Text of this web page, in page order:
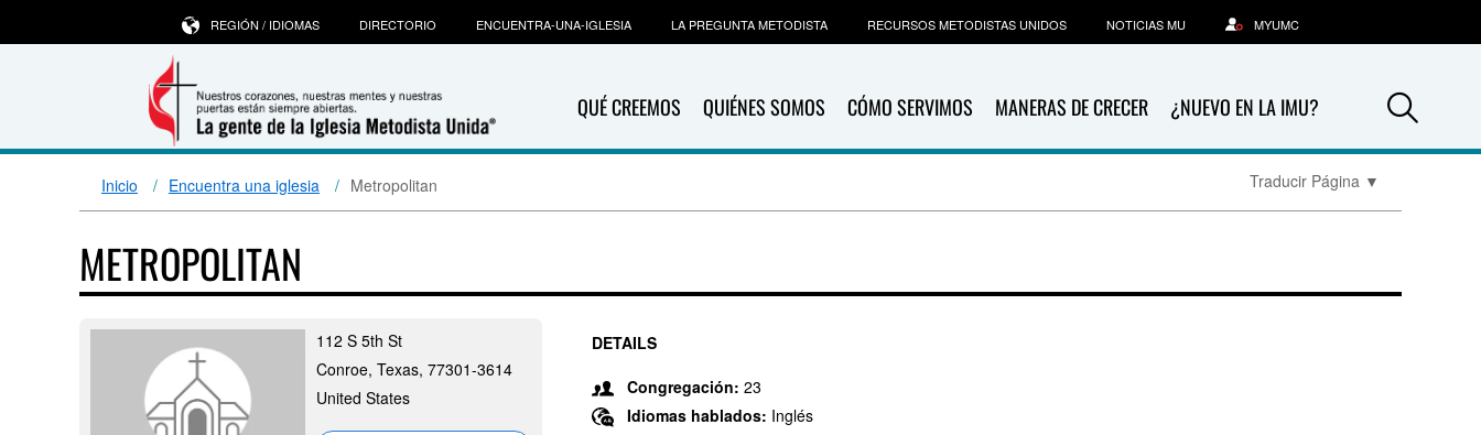
QUÉ CREEMOS QUIÉNES SOMOS CÓMO SERVIMOS MANERAS DE CRECER ¿NUEVO EN LA IMU?
REGIÓN / IDIOMAS DIRECTORIO ENCUENTRA-UNA-IGLESIA LA PREGUNTA METODISTA RECURSOS METODISTAS UNIDOS NOTICIAS MU MYUMC
Inicio Encuentra una iglesia Metropolitan Traducir Página ▼
METROPOLITAN
112 S 5th St
Conroe, Texas, 77301-3614
United States
DETAILS
Congregación: 23
Idiomas hablados: Inglés